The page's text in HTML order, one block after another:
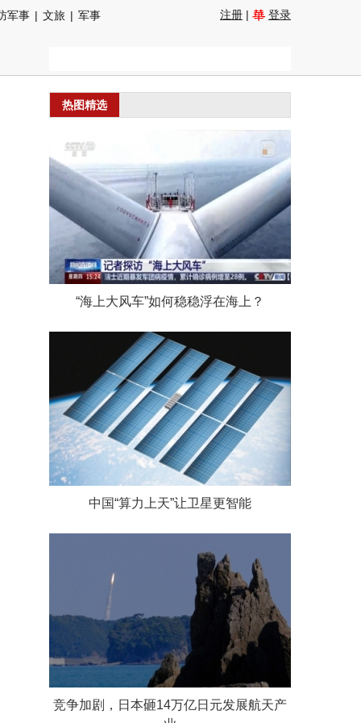
军事 | 文旅 | 军事 注册 | 登录
热图精选
“海上大风车”如何稳稳浮在海上？
中国“算力上天”让卫星更智能
竞争加剧，日本砸14万亿日元发展航天产